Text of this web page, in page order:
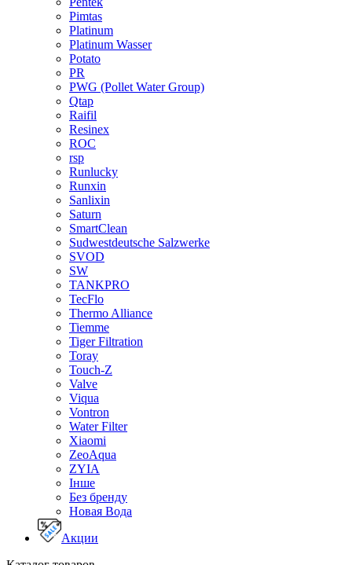
Pimtas
Platinum
Platinum Wasser
Potato
PR
PWG (Pollet Water Group)
Qtap
Raifil
Resinex
ROC
rsp
Runlucky
Runxin
Sanlixin
Saturn
SmartClean
Sudwestdeutsche Salzwerke
SVOD
SW
TANKPRO
TecFlo
Thermo Alliance
Tiemme
Tiger Filtration
Toray
Touch-Z
Valve
Viqua
Vontron
Water Filter
Xiaomi
ZeoAqua
ZYIA
Інше
Без бренду
Новая Вода
Акции